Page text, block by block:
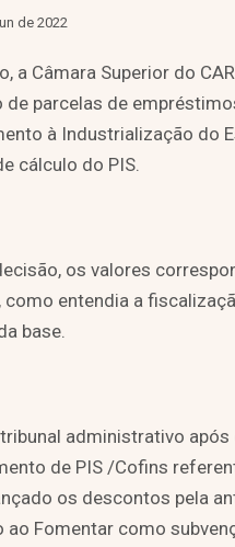
de 2022
a Câmara Superior do
de parcelas de
à Industrialização do
cálculo do PIS.
os valores
como entendia a
base.
administrativo
de PIS /Cofins
os descontos pela
Fomentar como